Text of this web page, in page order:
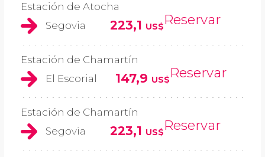
Estación de Atocha
Segovia
223,1 US$Reservar
Estación de Chamartín
El Escorial
147,9 US$Reservar
Estación de Chamartín
Segovia
223,1 US$Reservar